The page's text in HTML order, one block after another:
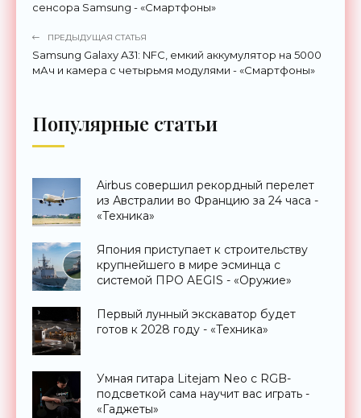
сенсора Samsung - «Смартфоны»
ПРЕДЫДУЩАЯ СТАТЬЯ
Samsung Galaxy A31: NFC, емкий аккумулятор на 5000
мАч и камера с четырьмя модулями - «Смартфоны»
Популярные статьи
Airbus совершил рекордный перелет
из Австралии во Францию за 24 часа -
«Техника»
Япония приступает к строительству
крупнейшего в мире эсминца с
системой ПРО AEGIS - «Оружие»
Первый лунный экскаватор будет
готов к 2028 году - «Техника»
Умная гитара Litejam Neo с RGB-
подсветкой сама научит вас играть -
«Гаджеты»